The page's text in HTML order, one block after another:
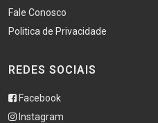
Fale Conosco
Politica de Privacidade
REDES SOCIAIS
Facebook
Instagram